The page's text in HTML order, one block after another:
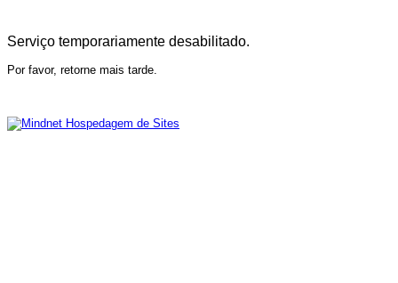
Serviço temporariamente desabilitado.
Por favor, retorne mais tarde.